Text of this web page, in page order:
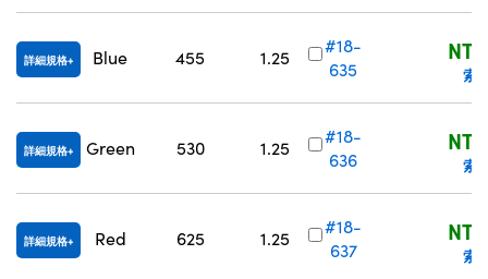
詳細規格 Blue 455 1.25
#18-
635
索
詳細規格 Green 530 1.25
#18-
636
索
詳細規格 Red 625 1.25
#18-
637
索